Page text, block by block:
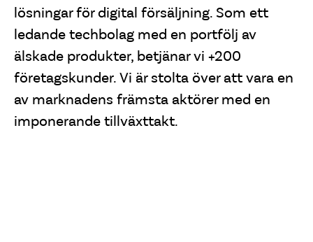
lösningar för digital försäljning. Som ett
ledande techbolag med en portfölj av
älskade produkter, betjänar vi +200
företagskunder. Vi är stolta över att vara en
av marknadens främsta aktörer med en
imponerande tillväxttakt.